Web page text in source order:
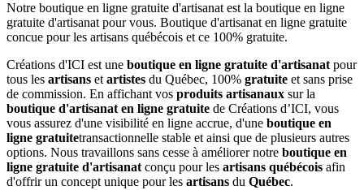
Créations d'ICI est une boutique en ligne gratuite d'artisanat pour
tous les artisans et artistes du Québec, 100% gratuite et sans prise
de commission. En affichant vos produits artisanaux sur la
boutique d'artisanat en ligne gratuite de Créations d’ICI, vous
vous assurez d'une visibilité en ligne accrue, d'une boutique en
ligne gratuitetransactionnelle stable et ainsi que de plusieurs autres
options. Nous travaillons sans cesse à améliorer notre boutique en
ligne gratuite d'artisanat conçu pour les artisans québécois afin
d'offrir un concept unique pour les artisans du Québec.